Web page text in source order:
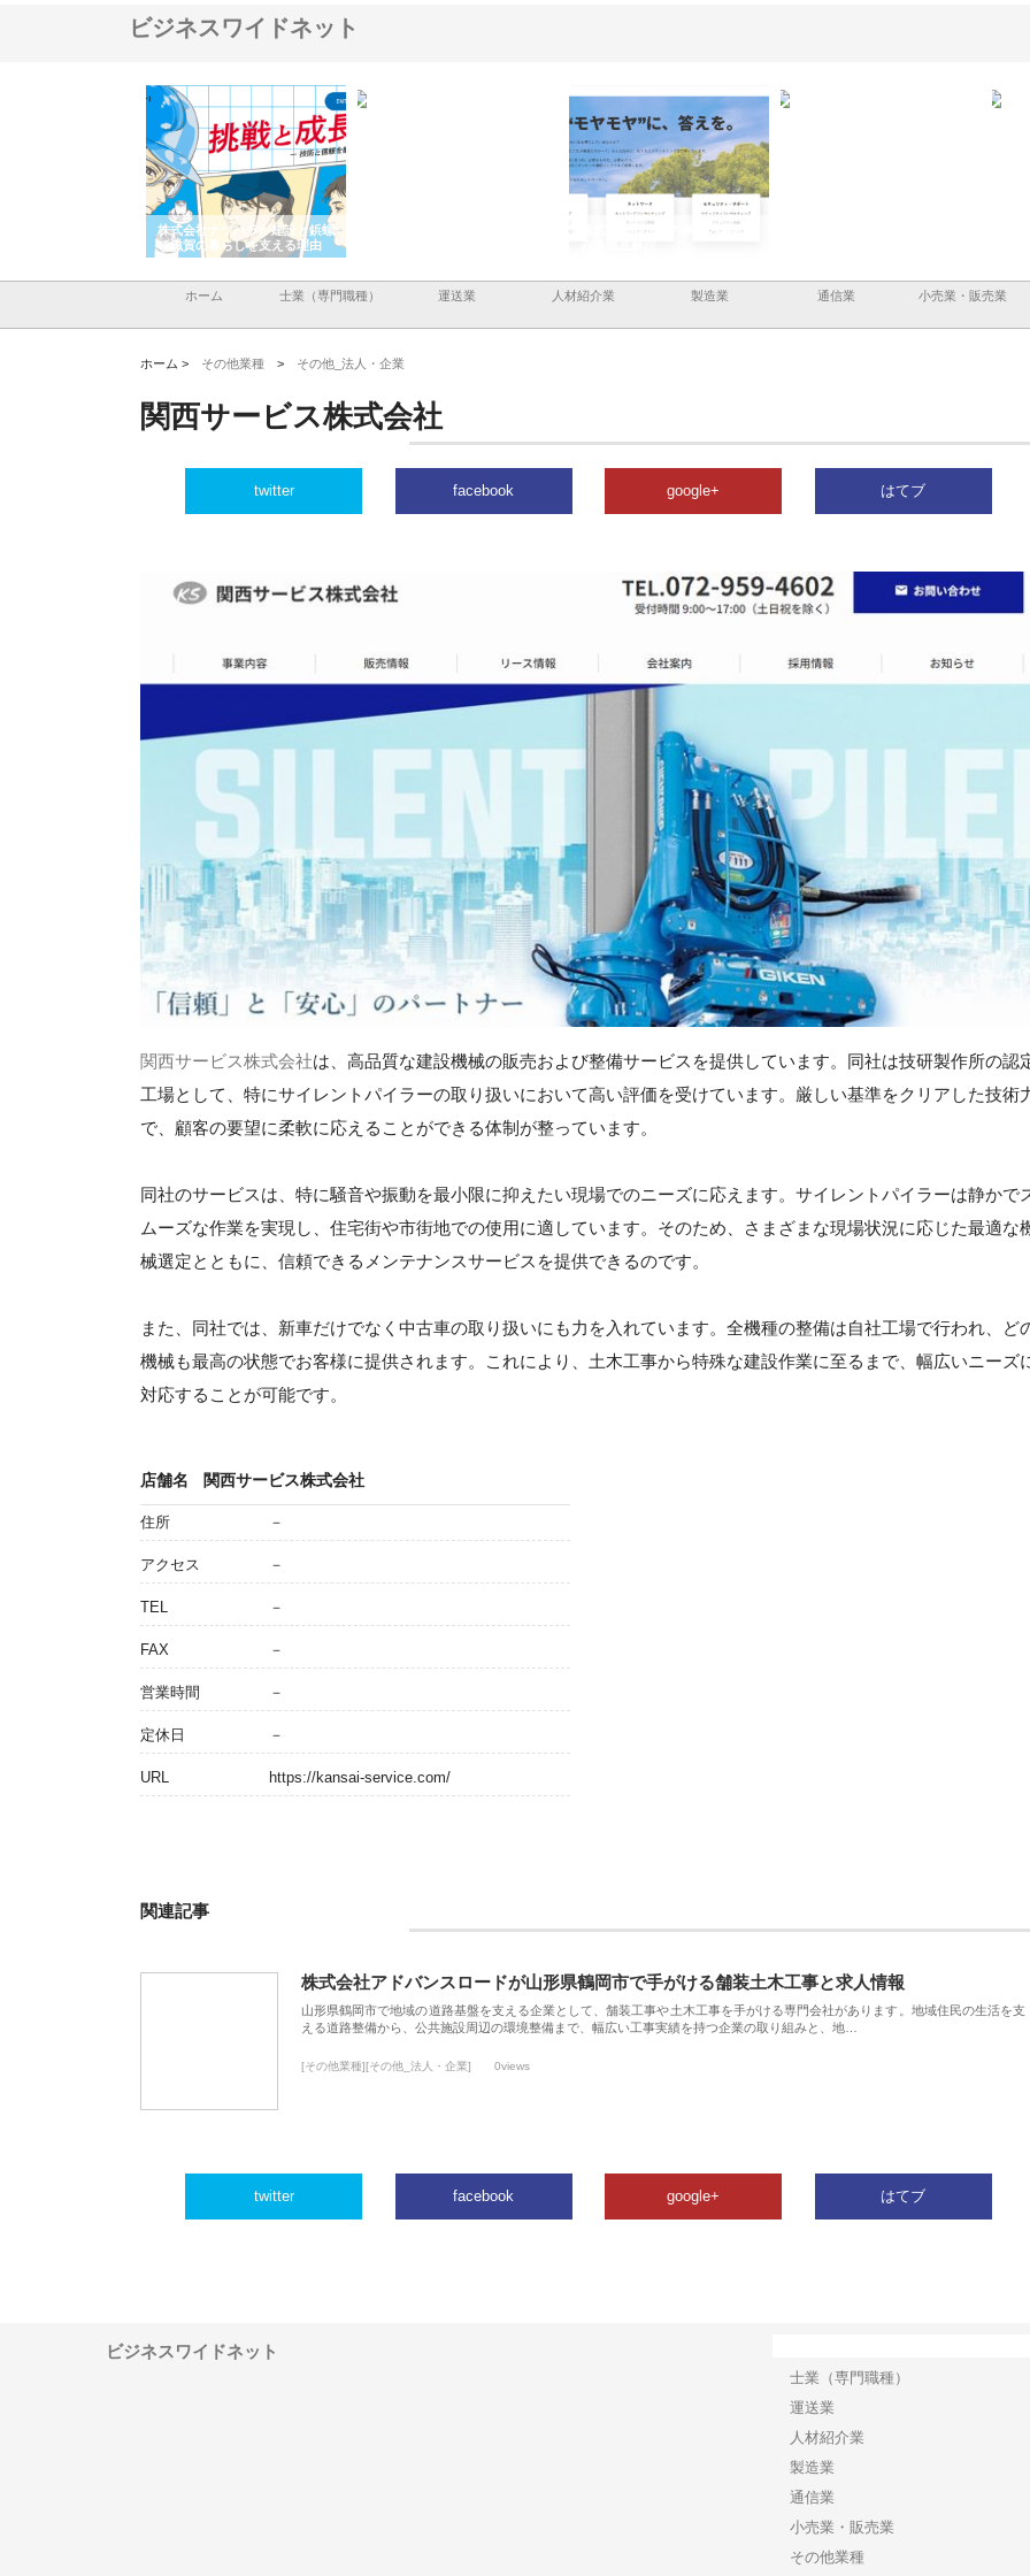
ビジネスワイドネット
株式会社ナツハラが建設と鋲螺
で滋賀の暮らしを支える理由
株式会社ＣＳＡの事業内容と強
ホーム 士業（専門職種） 運送業 人材紹介業 製造業 通信業 小売業・販売業
ホーム > その他業種 > その他_法人・企業
関西サービス株式会社
twitter facebook google+ はてブ
関西サービス株式会社は、高品質な建設機械の販売および整備サービスを提供しています。同社は技研製作所の認
工場として、特にサイレントパイラーの取り扱いにおいて高い評価を受けています。厳しい基準をクリアした技術
で、顧客の要望に柔軟に応えることができる体制が整っています。
同社のサービスは、特に騒音や振動を最小限に抑えたい現場でのニーズに応えます。サイレントパイラーは静かで
ムーズな作業を実現し、住宅街や市街地での使用に適しています。そのため、さまざまな現場状況に応じた最適な
械選定とともに、信頼できるメンテナンスサービスを提供できるのです。
また、同社では、新車だけでなく中古車の取り扱いにも力を入れています。全機種の整備は自社工場で行われ、ど
機械も最高の状態でお客様に提供されます。これにより、土木工事から特殊な建設作業に至るまで、幅広いニーズ
対応することが可能です。
店舗名 関西サービス株式会社
住所 －
アクセス －
TEL －
FAX －
営業時間 －
定休日 －
URL https://kansai-service.com/
関連記事
株式会社アドバンスロードが山形県鶴岡市で手がける舗装土木工事と求人情報
山形県鶴岡市で地域の道路基盤を支える企業として、舗装工事や土木工事を手がける専門会社があります。地域住民の生活を支
える道路整備から、公共施設周辺の環境整備まで、幅広い工事実績を持つ企業の取り組みと、地…
[その他業種][その他_法人・企業] 0views
twitter facebook google+ はてブ
ビジネスワイドネット
士業（専門職種）
運送業
人材紹介業
製造業
通信業
小売業・販売業
その他業種